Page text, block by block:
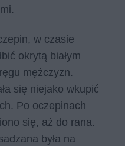
w czasie
okrytą białym
mężczyzn.
się niejako wkupić
Po oczepinach
się, aż do rana.
była na